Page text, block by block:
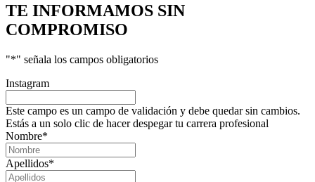
TE INFORMAMOS SIN
COMPROMISO
"*" señala los campos obligatorios
Instagram
Este campo es un campo de validación y debe quedar sin cambios.
Estás a un solo clic de hacer despegar tu carrera profesional
Nombre*
Apellidos*